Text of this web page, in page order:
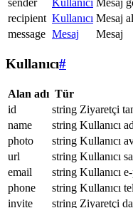
sender
Kullanıcı Mesaj
recipient Kullanıcı Mesaj
message Mesaj Mesaj
Kullanıcı#
Alan adı Tür
id
string Ziyaretçi
name
string Kullanıcı
photo
string Kullanıcı
url
string Kullanıcı
email
string Kullanıcı e-
phone
string Kullanıcı
invite
string Ziyaretçi